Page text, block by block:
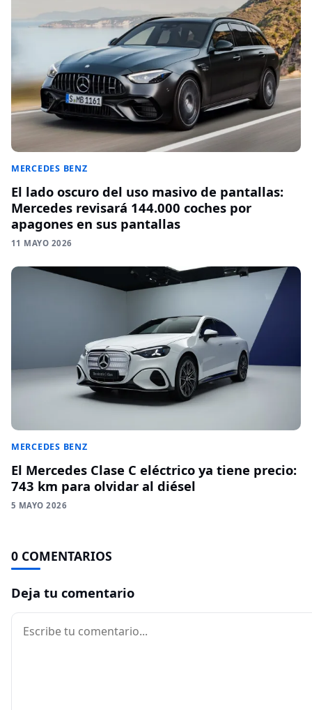
MERCEDES BENZ
El lado oscuro del uso masivo de pantallas:
Mercedes revisará 144.000 coches por
apagones en sus pantallas
11 MAYO 2026
MERCEDES BENZ
El Mercedes Clase C eléctrico ya tiene precio:
743 km para olvidar al diésel
5 MAYO 2026
0 COMENTARIOS
Deja tu comentario
Comentario